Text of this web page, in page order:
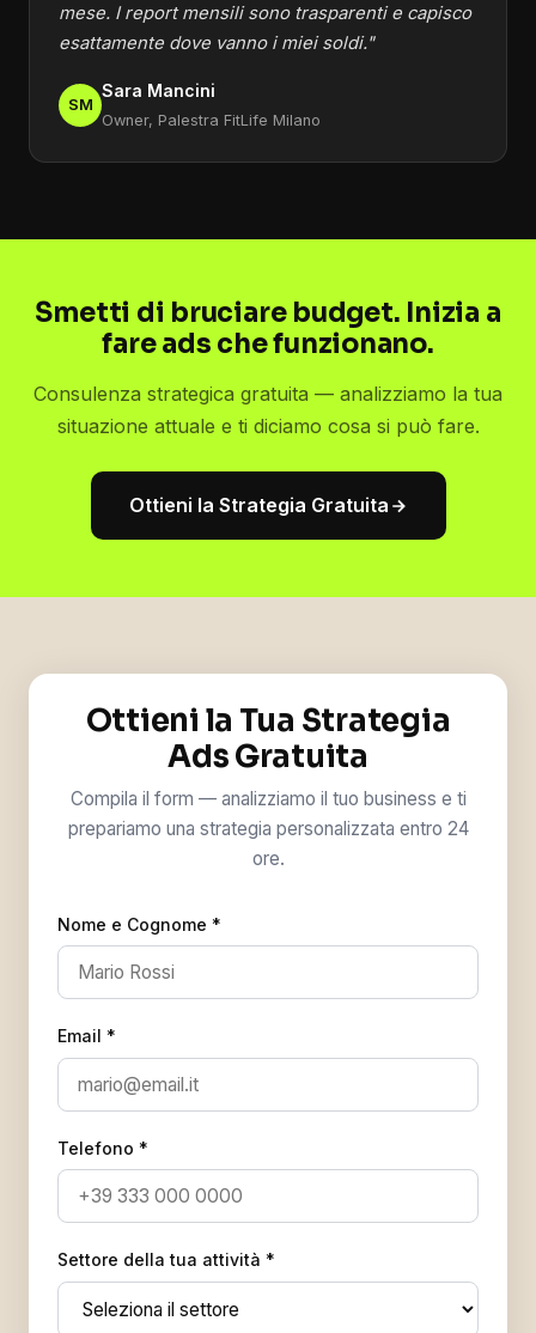
mese. I report mensili sono trasparenti e capisco
esattamente dove vanno i miei soldi."
SM
Sara Mancini
Owner, Palestra FitLife Milano
Smetti di bruciare budget. Inizia a
fare ads che funzionano.
Consulenza strategica gratuita — analizziamo la tua
situazione attuale e ti diciamo cosa si può fare.
Ottieni la Strategia Gratuita
Ottieni la Tua Strategia
Ads Gratuita
Compila il form — analizziamo il tuo business e ti
prepariamo una strategia personalizzata entro 24
ore.
Nome e Cognome *
Email *
Telefono *
Settore della tua attività *